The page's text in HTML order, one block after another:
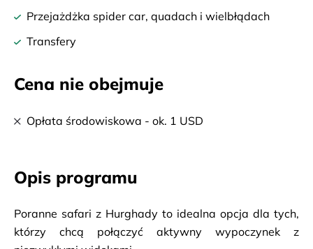
Przejażdżka spider car, quadach i wielbłądach
Transfery
Cena nie obejmuje
Opłata środowiskowa - ok. 1 USD
Opis programu
Poranne safari z Hurghady to idealna opcja dla tych,
którzy chcą połączyć aktywny wypoczynek z